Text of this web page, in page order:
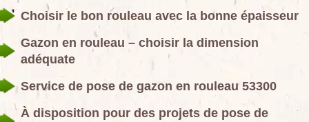
Choisir le bon rouleau avec la bonne épaisseur
Gazon en rouleau – choisir la dimension
adéquate
Service de pose de gazon en rouleau 53300
À disposition pour des projets de pose de